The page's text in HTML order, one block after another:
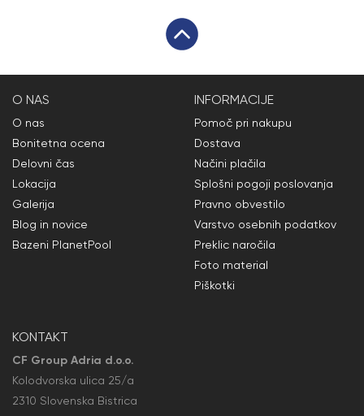
O NAS
O nas
Bonitetna ocena
Delovni čas
Lokacija
Galerija
Blog in novice
Bazeni PlanetPool
INFORMACIJE
Pomoč pri nakupu
Dostava
Načini plačila
Splošni pogoji poslovanja
Pravno obvestilo
Varstvo osebnih podatkov
Preklic naročila
Foto material
Piškotki
KONTAKT
CF Group Adria d.o.o.
Kolodvorska ulica 25/a
2310 Slovenska Bistrica